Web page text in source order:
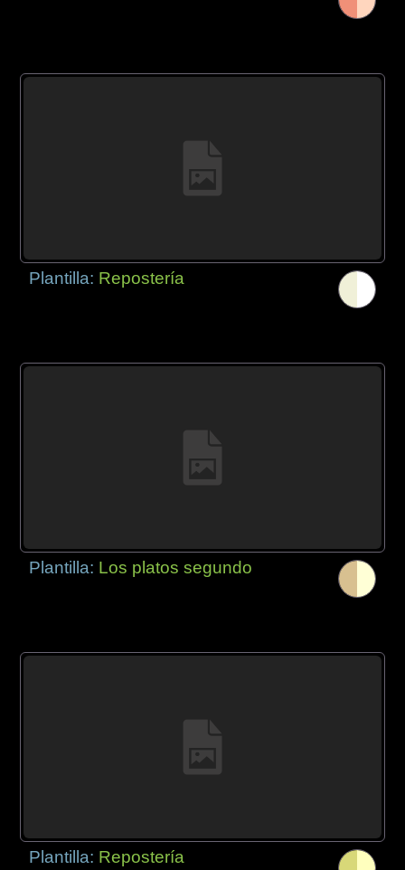
Plantilla: Repostería
Plantilla: Los platos segundo
Plantilla: Repostería